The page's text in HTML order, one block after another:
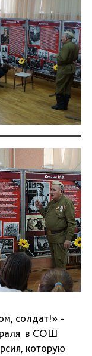
солдат!» -
в СОШ
которую